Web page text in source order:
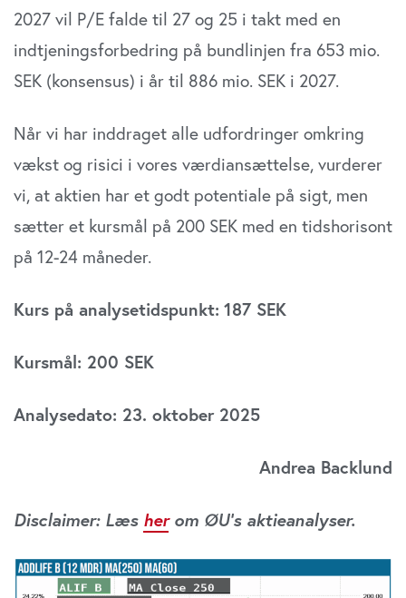
2027 vil P/E falde til 27 og 25 i takt med en
indtjeningsforbedring på bundlinjen fra 653 mio.
SEK (konsensus) i år til 886 mio. SEK i 2027.
Når vi har inddraget alle udfordringer omkring
vækst og risici i vores værdiansættelse, vurderer
vi, at aktien har et godt potentiale på sigt, men
sætter et kursmål på 200 SEK med en tidshorisont
på 12-24 måneder.
Kurs på analysetidspunkt: 187 SEK
Kursmål: 200 SEK
Analysedato: 23. oktober 2025
Andrea Backlund
Disclaimer: Læs herom ØU’s aktieanalyser.